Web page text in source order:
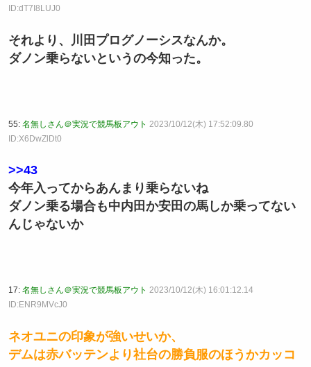
ID:dT7I8LUJ0
それより、川田プログノーシスなんか。
ダノン乗らないというの今知った。
55: 名無しさん＠実況で競馬板アウト 2023/10/12(木) 17:52:09.80
ID:X6DwZlDt0
>>43
今年入ってからあんまり乗らないね
ダノン乗る場合も中内田か安田の馬しか乗ってない
んじゃないか
17: 名無しさん＠実況で競馬板アウト 2023/10/12(木) 16:01:12.14
ID:ENR9MVcJ0
ネオユニの印象が強いせいか、
デムは赤バッテンより社台の勝負服のほうかカッコ